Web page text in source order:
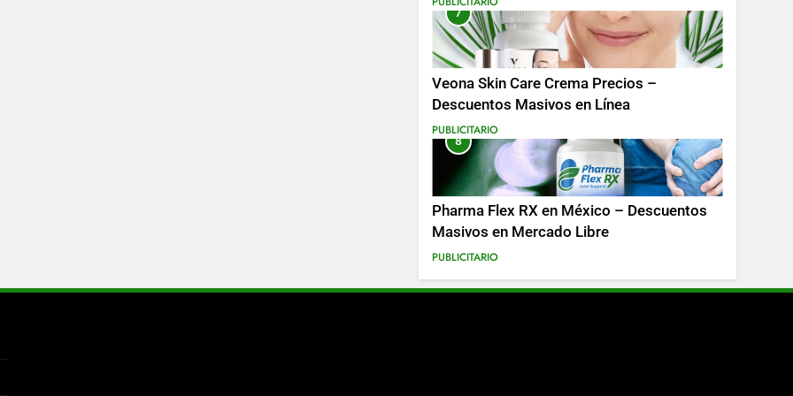
Más7
Veona Skin Care Crema Precios –
Descuentos Masivos en Línea
PUBLICITARIO
8
Pharma Flex RX en México – Descuentos
Masivos en Mercado Libre
PUBLICITARIO